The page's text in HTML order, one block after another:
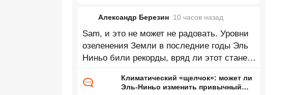
Александр Березин 10 часов назад
Sam, и это не может не радовать. Уровни
озеленения Земли в последние годы Эль
Ниньо били рекорды, вряд ли этот станет
Климатический «щелчок»: может ли
Эль-Ниньо изменить привычный